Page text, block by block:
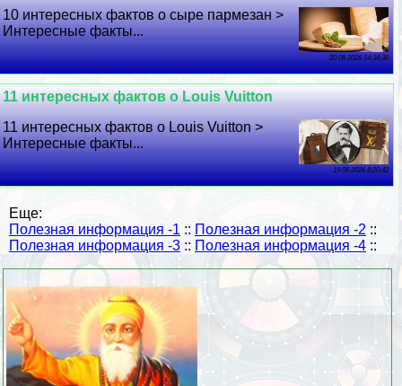
10 интересных фактов о сыре пармезан >
Интересные факты...
20 06 2026 14:34:36
11 интересных фактов о Louis Vuitton
11 интересных фактов о Louis Vuitton >
Интересные факты...
19 06 2026 8:20:42
Еще:
Полезная информация -1 :: Полезная информация -2 ::
Полезная информация -3 :: Полезная информация -4 ::